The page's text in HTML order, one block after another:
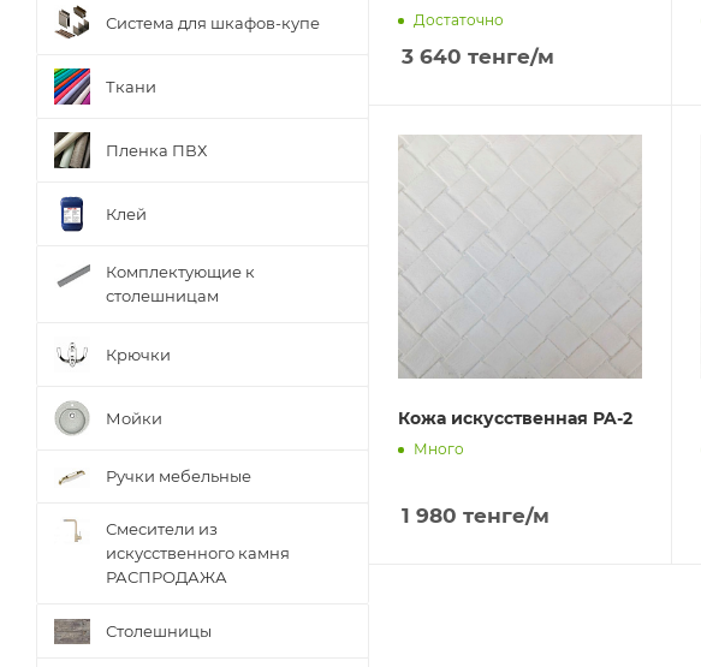
Достаточно
3 640 тенге/м
Кожа искусственная PA-2
Много
1 980 тенге/м
Система для шкафов-купе
Ткани
Пленка ПВХ
Клей
Комплектующие к
столешницам
Крючки
Мойки
Ручки мебельные
Смесители из
искусственного камня
РАСПРОДАЖА
Столешницы